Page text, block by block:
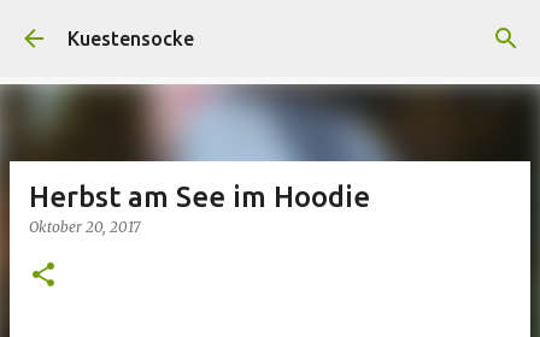
Direkt zum Hauptbereich
Kuestensocke
Herbst am See im Hoodie
Oktober 20, 2017